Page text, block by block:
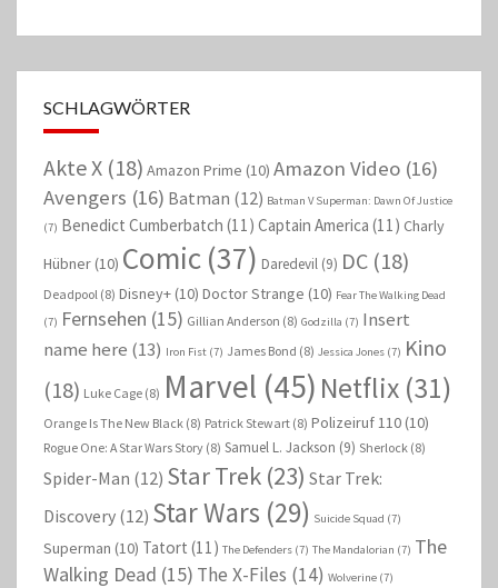
SCHLAGWÖRTER
Akte X (18) Amazon Prime (10) Amazon Video (16)
Avengers (16) Batman (12) Batman V Superman: Dawn Of Justice
(7) Benedict Cumberbatch (11) Captain America (11) Charly
Hübner (10) Comic (37) Daredevil (9) DC (18)
Deadpool (8) Disney+ (10) Doctor Strange (10) Fear The Walking Dead
(7) Fernsehen (15) Gillian Anderson (8) Godzilla (7) Insert
name here (13) Iron Fist (7) James Bond (8) Jessica Jones (7) Kino
(18) Luke Cage (8) Marvel (45) Netflix (31)
Orange Is The New Black (8) Patrick Stewart (8) Polizeiruf 110 (10)
Rogue One: A Star Wars Story (8) Samuel L. Jackson (9) Sherlock (8)
Spider-Man (12) Star Trek (23) Star Trek:
Discovery (12) Star Wars (29) Suicide Squad (7)
Superman (10) Tatort (11) The Defenders (7) The Mandalorian (7) The
Walking Dead (15) The X-Files (14) Wolverine (7)